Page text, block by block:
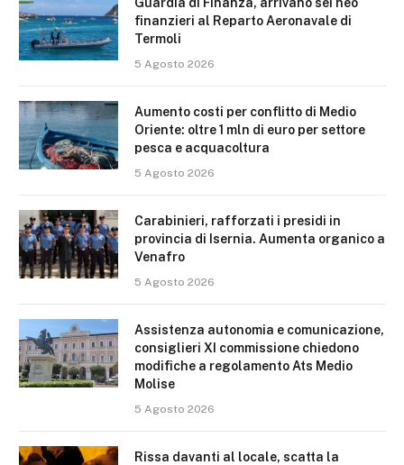
finanzieri al Reparto Aeronavale di
Termoli
5 Agosto 2026
Aumento costi per conflitto di Medio
Oriente: oltre 1 mln di euro per settore
pesca e acquacoltura
5 Agosto 2026
Carabinieri, rafforzati i presidi in
provincia di Isernia. Aumenta organico a
Venafro
5 Agosto 2026
Assistenza autonomia e comunicazione,
consiglieri XI commissione chiedono
modifiche a regolamento Ats Medio
Molise
5 Agosto 2026
Rissa davanti al locale, scatta la